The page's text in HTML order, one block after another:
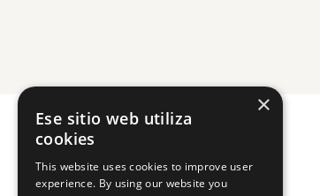
×
Ese sitio web utiliza
cookies
This website uses cookies to improve user
experience. By using our website you